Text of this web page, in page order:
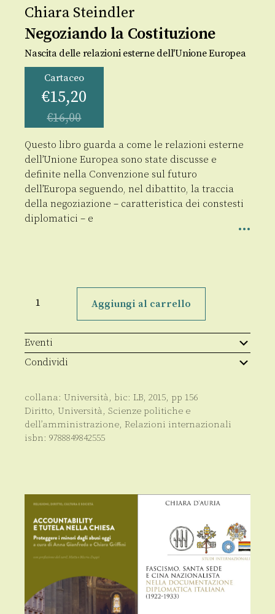
Chiara Steindler
Negoziando la Costituzione
Nascita delle relazioni esterne dell'Unione Europea
Cartaceo
€15,20
€16,00
Questo libro guarda a come le relazioni esterne
dell’Unione Europea sono state discusse e
definite nella Convenzione sul futuro
dell’Europa seguendo, nel dibattito, la traccia
della negoziazione – caratteristica dei constesti
diplomatici – e
Negoziando
Aggiungi al carrello
Eventi
Condividi
collana: Università, bic: LB, 2015, pp 156
Diritto, Università, Scienze politiche e
dell’amministrazione, Relazioni internazionali
isbn: 9788849842555